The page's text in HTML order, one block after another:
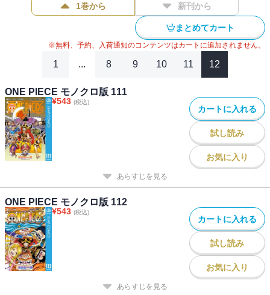
ONEPIECE関連作 #最強主人公コミック
# 26年春ドラマ・映画化
1巻から 新刊から
まとめてカート
※無料、予約、入荷通知のコンテンツはカートに追加されません。
1 ... 8 9 10 11 12
ONE PIECE モノクロ版 111
¥543 (税込)
カートに入れる
試し読み
お気に入り
あらすじを見る
ONE PIECE モノクロ版 112
¥543 (税込)
カートに入れる
試し読み
お気に入り
あらすじを見る